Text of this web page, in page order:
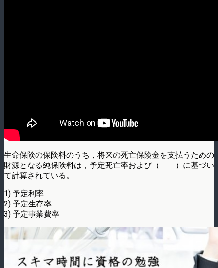
生命保険の保険料のうち，将来の死亡保険金を支払うための
財源となる純保険料は，予定­死亡率および（ ）に基づい
て計算されている。
1) 予定利率
2) 予定生存率
3) 予定事業費率